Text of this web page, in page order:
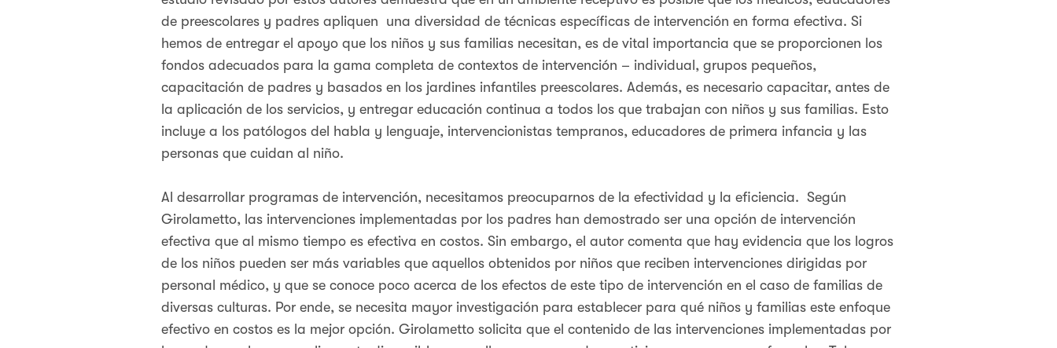
de preescolares y padres apliquen una diversidad de técnicas específicas de intervención en forma efectiva. Si
hemos de entregar el apoyo que los niños y sus familias necesitan, es de vital importancia que se proporcionen los
fondos adecuados para la gama completa de contextos de intervención – individual, grupos pequeños,
capacitación de padres y basados en los jardines infantiles preescolares. Además, es necesario capacitar, antes de
la aplicación de los servicios, y entregar educación continua a todos los que trabajan con niños y sus familias. Esto
incluye a los patólogos del habla y lenguaje, intervencionistas tempranos, educadores de primera infancia y las
personas que cuidan al niño.
Al desarrollar programas de intervención, necesitamos preocuparnos de la efectividad y la eficiencia. Según
Girolametto, las intervenciones implementadas por los padres han demostrado ser una opción de intervención
efectiva que al mismo tiempo es efectiva en costos. Sin embargo, el autor comenta que hay evidencia que los logros
de los niños pueden ser más variables que aquellos obtenidos por niños que reciben intervenciones dirigidas por
personal médico, y que se conoce poco acerca de los efectos de este tipo de intervención en el caso de familias de
diversas culturas. Por ende, se necesita mayor investigación para establecer para qué niños y familias este enfoque
efectivo en costos es la mejor opción. Girolametto solicita que el contenido de las intervenciones implementadas por